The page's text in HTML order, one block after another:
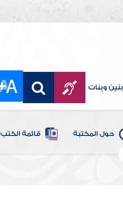
بنين وبنات
حول المكتبة قائمة الكتب